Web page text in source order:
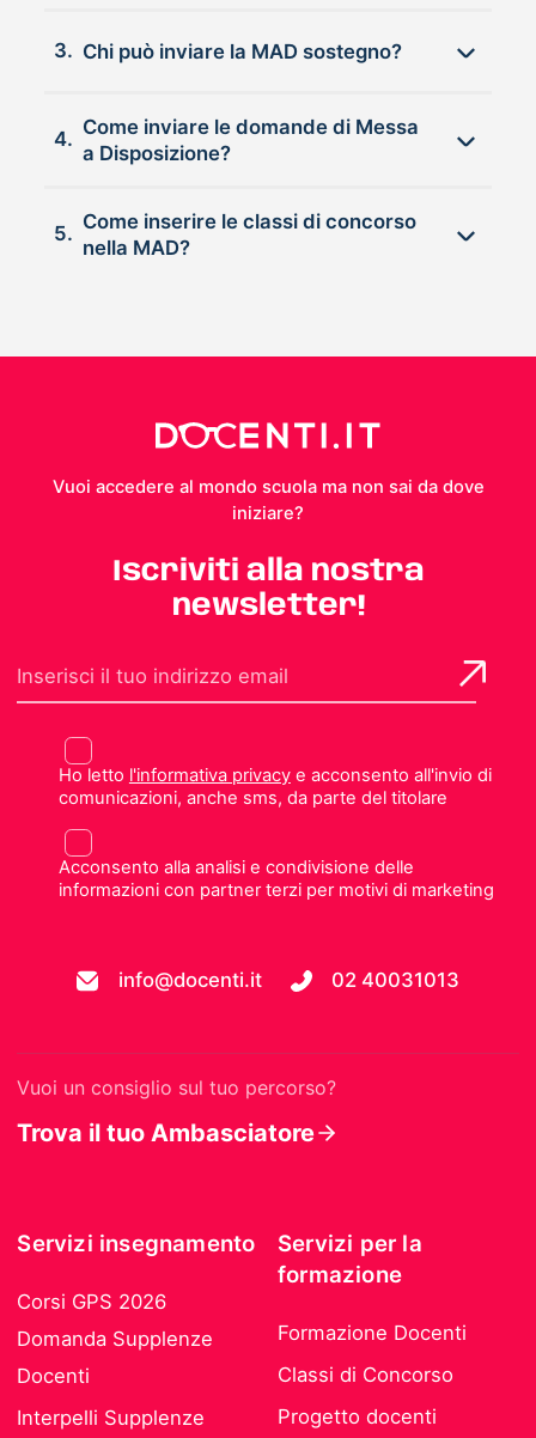
3. Chi può inviare la MAD sostegno?
4.
Come inviare le domande di Messa
a Disposizione?
5.
Come inserire le classi di concorso
nella MAD?
Vuoi accedere al mondo scuola ma non sai da dove
iniziare?
Iscriviti alla nostra
newsletter!
Ho letto l'informativa privacye acconsento all'invio di
comunicazioni, anche sms, da parte del titolare
Acconsento alla analisi e condivisione delle
informazioni con partner terzi per motivi di marketing
info@docenti.it 02 40031013
Vuoi un consiglio sul tuo percorso?
Trova il tuo Ambasciatore
Servizi insegnamento
Corsi GPS 2026
Domanda Supplenze
Docenti
Interpelli Supplenze
Servizi per la
formazione
Formazione Docenti
Classi di Concorso
Progetto docenti